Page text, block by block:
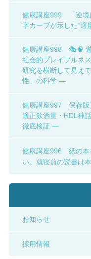
健康講座999 「逆境
字カーブが示した“適
健康講座998 🎭🧠
社会的プレイフルネ
研究を横断して見え
性」の科学 ―
健康講座997 保存版
適正飲酒量・HDL神
徹底検証 ―
健康講座996 紙の本
い。就寝前の読書は
お知らせ
採用情報